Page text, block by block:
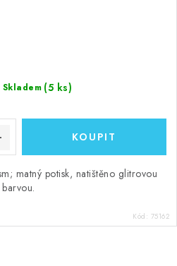
Skladem (5 ks)
matný potisk, natištěno glitrovou
barvou.
Kód: 75162